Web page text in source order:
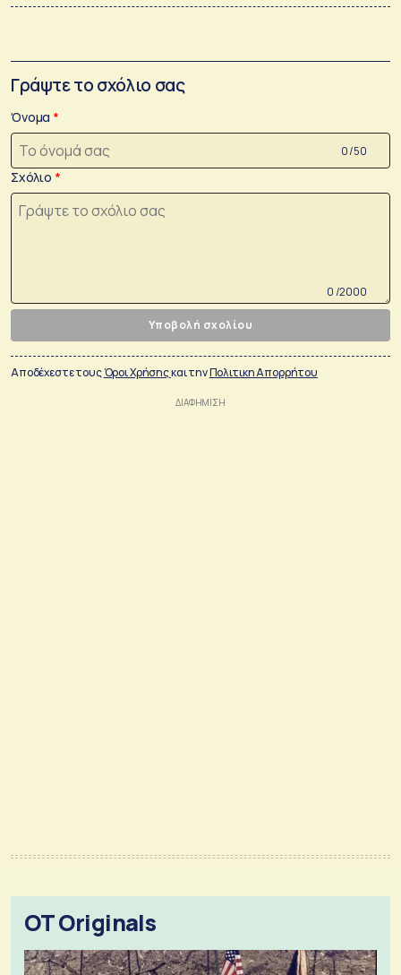
Γράψτε το σχόλιο σας
Όνομα
0 /50
Σχόλιο
0 /2000
Υποβολή σχολίου
Αποδέχεστε τουςΌροι Χρήσηςκαι τηνΠολιτικη Απορρήτου
OT Originals